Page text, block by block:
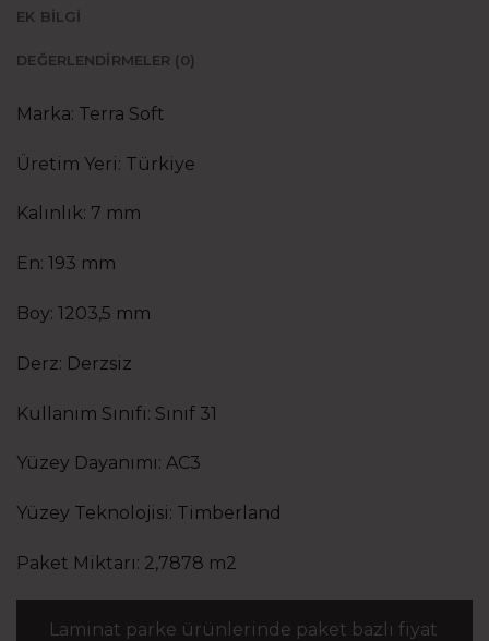
EK BILGI
DEĞERLENDIRMELER (0)
Marka: Terra Soft
Üretim Yeri: Türkiye
Kalınlık: 7 mm
En: 193 mm
Boy: 1203,5 mm
Derz: Derzsiz
Kullanım Sınıfı: Sınıf 31
Yüzey Dayanımı: AC3
Yüzey Teknolojisi: Timberland
Paket Miktarı: 2,7878 m2
Laminat parke ürünlerinde paket bazlı fiyat